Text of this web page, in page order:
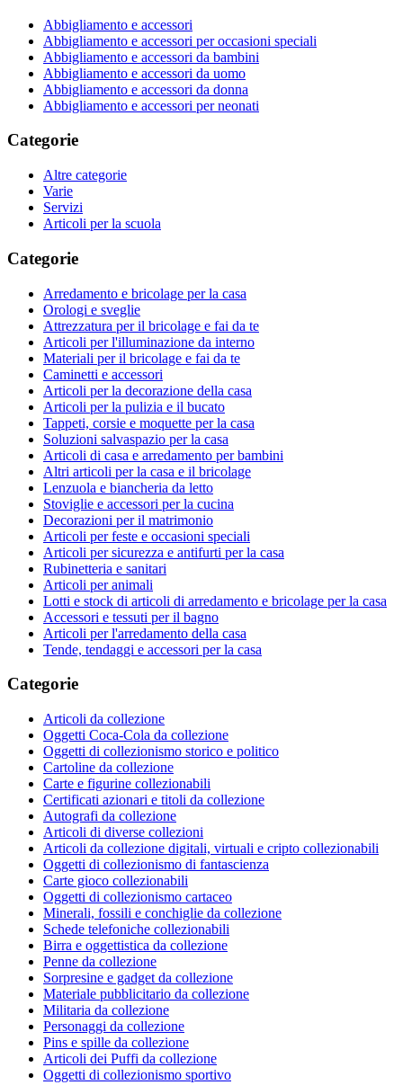
Abbigliamento e accessori
Abbigliamento e accessori per occasioni speciali
Abbigliamento e accessori da bambini
Abbigliamento e accessori da uomo
Abbigliamento e accessori da donna
Abbigliamento e accessori per neonati
Categorie
Altre categorie
Varie
Servizi
Articoli per la scuola
Categorie
Arredamento e bricolage per la casa
Orologi e sveglie
Attrezzatura per il bricolage e fai da te
Articoli per l'illuminazione da interno
Materiali per il bricolage e fai da te
Caminetti e accessori
Articoli per la decorazione della casa
Articoli per la pulizia e il bucato
Tappeti, corsie e moquette per la casa
Soluzioni salvaspazio per la casa
Articoli di casa e arredamento per bambini
Altri articoli per la casa e il bricolage
Lenzuola e biancheria da letto
Stoviglie e accessori per la cucina
Decorazioni per il matrimonio
Articoli per feste e occasioni speciali
Articoli per sicurezza e antifurti per la casa
Rubinetteria e sanitari
Articoli per animali
Lotti e stock di articoli di arredamento e bricolage per la casa
Accessori e tessuti per il bagno
Articoli per l'arredamento della casa
Tende, tendaggi e accessori per la casa
Categorie
Articoli da collezione
Oggetti Coca-Cola da collezione
Oggetti di collezionismo storico e politico
Cartoline da collezione
Carte e figurine collezionabili
Certificati azionari e titoli da collezione
Autografi da collezione
Articoli di diverse collezioni
Articoli da collezione digitali, virtuali e cripto collezionabili
Oggetti di collezionismo di fantascienza
Carte gioco collezionabili
Oggetti di collezionismo cartaceo
Minerali, fossili e conchiglie da collezione
Schede telefoniche collezionabili
Birra e oggettistica da collezione
Penne da collezione
Sorpresine e gadget da collezione
Materiale pubblicitario da collezione
Militaria da collezione
Personaggi da collezione
Pins e spille da collezione
Articoli dei Puffi da collezione
Oggetti di collezionismo sportivo